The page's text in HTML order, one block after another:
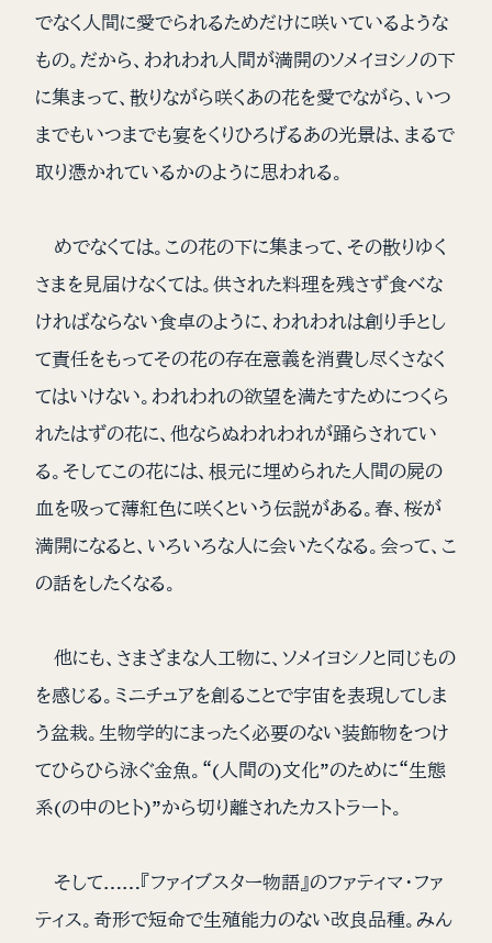
でなく人間に愛でられるためだけに咲いているような
もの。だから、われわれ人間が満開のソメイヨシノの下
に集まって、散りながら咲くあの花を愛でながら、いつ
までもいつまでも宴をくりひろげるあの光景は、まるで
取り憑かれているかのように思われる。
めでなくては。この花の下に集まって、その散りゆく
さまを見届けなくては。供された料理を残さず食べな
ければならない食卓のように、われわれは創り手とし
て責任をもってその花の存在意義を消費し尽くさなく
てはいけない。われわれの欲望を満たすためにつくら
れたはずの花に、他ならぬわれわれが踊らされてい
る。そしてこの花には、根元に埋められた人間の屍の
血を吸って薄紅色に咲くという伝説がある。春、桜が
満開になると、いろいろな人に会いたくなる。会って、こ
の話をしたくなる。
他にも、さまざまな人工物に、ソメイヨシノと同じもの
を感じる。ミニチュアを創ることで宇宙を表現してしま
う盆栽。生物学的にまったく必要のない装飾物をつけ
てひらひら泳ぐ金魚。“(人間の)文化”のために“生態
系(の中のヒト)”から切り離されたカストラート。
そして……『ファイブスター物語』のファティマ・ファ
ティス。奇形で短命で生殖能力のない改良品種。みん